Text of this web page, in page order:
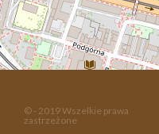
© - 2019 Wszelkie prawa
zastrzeżone